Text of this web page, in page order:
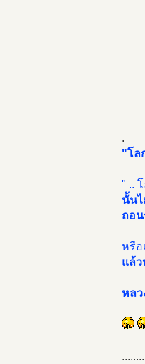
.
"โล
" ..
นั้นไ
ถอน
หรือ
แล้
หลว